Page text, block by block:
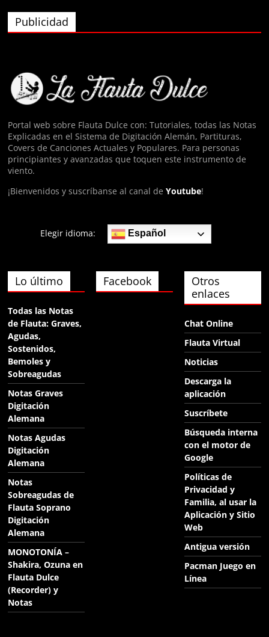
Anónimo138400
Anónimo139826
eyy
Anónimo140074
hola
Publicidad
Portal web sobre Flauta Dulce con: Tutoriales, todas las Notas
Explicadas en el Sistema de Digitación Alemán, Partituras,
Covers de Canciones Actuales y Populares. Para personas
principiantes y avanzadas que toquen este instrumento de
viento.
¡Bienvenidos y suscríbanse al canal deYoutube!
Elegir idioma: Español
Lo último
Todas las Notas
de Flauta: Graves,
Agudas,
Sostenidos,
Bemoles y
Sobreagudas
Notas Graves
Digitación
Alemana
Notas Agudas
Digitación
Alemana
Notas
Sobreagudas de
Flauta Soprano
Digitación
Alemana
MONOTONÍA –
Shakira, Ozuna en
Flauta Dulce
(Recorder) y
Notas
Facebook
Otros
enlaces
Chat Online
Flauta Virtual
Noticias
Descarga la
aplicación
Suscríbete
Búsqueda interna
con el motor de
Google
Políticas de
Privacidad y
Familia, al usar la
Aplicación y Sitio
Web
Antigua versión
Pacman Juego en
Línea